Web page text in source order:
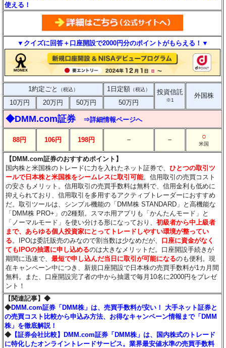
使える！
▼クイズに回答＋口座開設で2000円分のポイントがもらえる！▼
1約定ごと （税込） 1日定額 （税込） 投資信託
※1
外国株
10万円
20万円 50万円 50万円
◆DMM.com証券 ⇒詳細情報ページへ
88円 106円 198円 － － ○
米国
【DMM.com証券のおすすめポイント】
国内株と米国株のトレードに力を入れたネット証券で、ひとつの取引ツ
ールで日本株と米国株をシームレスに取引可能。信用取引の売買コスト
の安さもメリット。信用取引の売買手数料は無料で、信用金利も低めに
抑えられており、信用取引を多用するアクティブトレーダーにおすすめ
だ。取引ツールは、シンプル機能の「DMM株 STANDARD」と高機能な
「DMM株 PRO+」の2種類。スマホ用アプリも「かんたんモード」と
「ノーマルモード」を使い分ける形になっており、初級者から中上級者
まで、あらゆる個人投資家にとってトレードしやすい環境が整ってい
る 。IPOは委託販売のみなので割当数は少なめだが、 口座に資金がなく
てもIPOの抽選に申し込めるのは大きなメリットだ。口座開設手続きが
期間に迅速で、最短で申し込んだ当日に取引が可能になるのも便利。現
在キャンペーン中につき、新規口座開設で日本株の売買手数料が1カ月間
無料。また、口座開設完了者の中から抽選で毎月10名に2000円をプレゼ
ント！
【関連記事】◆
◆DMM.com証券「DMM株」は、売買手数料が安い！ 大手ネット証券と
の売買コスト比較から申込み方法、お得なキャンペーン情報まで「DMM
株」を徹底解説！
◆ 【証券会社比較】DMM.com証券「DMM株」は、国内株式のトレード
に特化したオンライントレードサービス。業界最安値水準の売買手数料